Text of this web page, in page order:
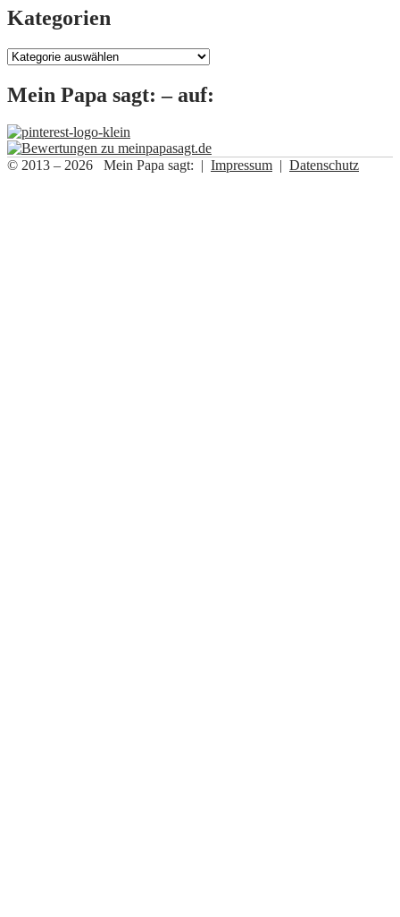
Kategorien
Kategorien
Mein Papa sagt: – auf:
© 2013 – 2026 Mein Papa sagt: | Impressum | Datenschutz